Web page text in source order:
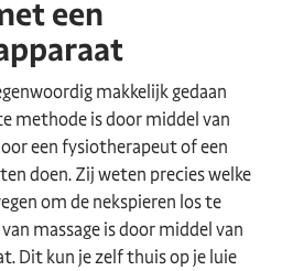
een
makkelijk gedaan
methode is door middel van
een fysiotherapeut of een
doen. Zij weten precies welke
om de nekspieren los te
massage is door middel van
Dit kun je zelf thuis op je luie